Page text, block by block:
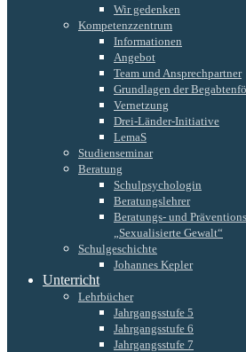
Wir gedenken
Kompetenzzentrum
Informationen
Angebot
Team und Ansprechpartner
Grundlagen der
Vernetzung
Drei-Länder-Initiative
LemaS
Studienseminar
Beratung
Schulpsychologin
Beratungslehrer
Beratungs- und
„Sexualisierte Gewalt“
Schulgeschichte
Johannes Kepler
Unterricht
Lehrbücher
Jahrgangsstufe 5
Jahrgangsstufe 6
Jahrgangsstufe 7